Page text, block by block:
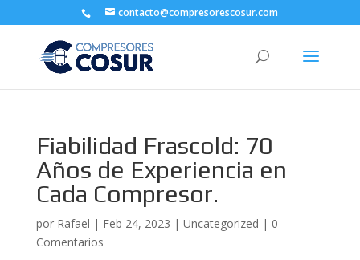
contacto@compresorescosur.com
Fiabilidad Frascold: 70
Años de Experiencia en
Cada Compresor.
por Rafael | Feb 24, 2023 | Uncategorized | 0
Comentarios